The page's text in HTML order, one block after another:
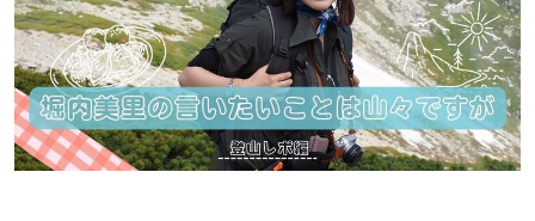
【札幌のお気に入りを見つけたい】
【道央のお気に入りを見つけたい】
【道北のお気に入りを見つけたい】